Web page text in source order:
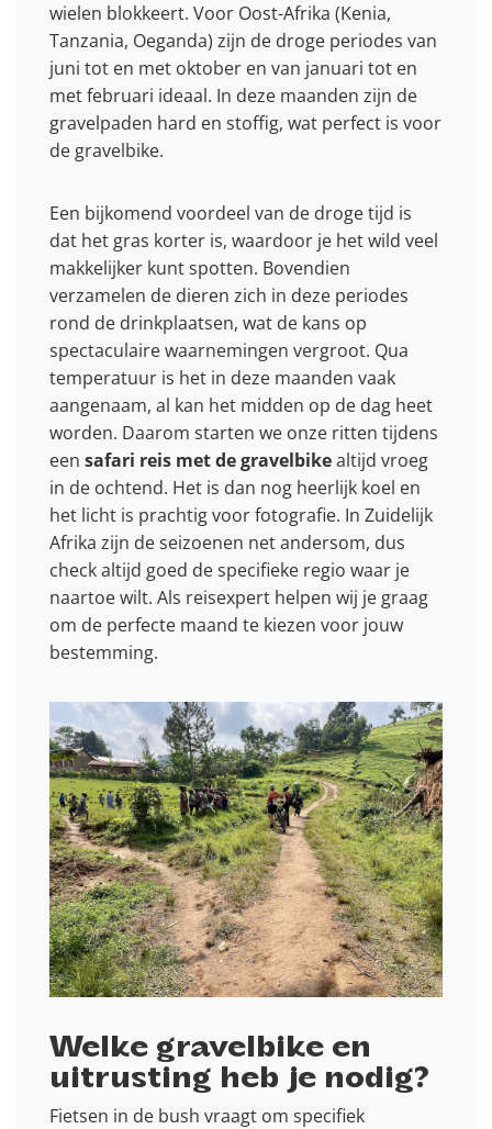
wielen blokkeert. Voor Oost-Afrika (Kenia,
Tanzania, Oeganda) zijn de droge periodes van
juni tot en met oktober en van januari tot en
met februari ideaal. In deze maanden zijn de
gravelpaden hard en stoffig, wat perfect is voor
de gravelbike.
Een bijkomend voordeel van de droge tijd is
dat het gras korter is, waardoor je het wild veel
makkelijker kunt spotten. Bovendien
verzamelen de dieren zich in deze periodes
rond de drinkplaatsen, wat de kans op
spectaculaire waarnemingen vergroot. Qua
temperatuur is het in deze maanden vaak
aangenaam, al kan het midden op de dag heet
worden. Daarom starten we onze ritten tijdens
een safari reis met de gravelbikealtijd vroeg
in de ochtend. Het is dan nog heerlijk koel en
het licht is prachtig voor fotografie. In Zuidelijk
Afrika zijn de seizoenen net andersom, dus
check altijd goed de specifieke regio waar je
naartoe wilt. Als reisexpert helpen wij je graag
om de perfecte maand te kiezen voor jouw
bestemming.
Welke gravelbike en
uitrusting heb je nodig?
Fietsen in de bush vraagt om specifiek